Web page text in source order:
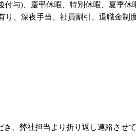
付与)、慶弔休暇、特別休暇、夏季
り、深夜手当、社員割引、退職金制
、弊社担当より折り返し連絡させて